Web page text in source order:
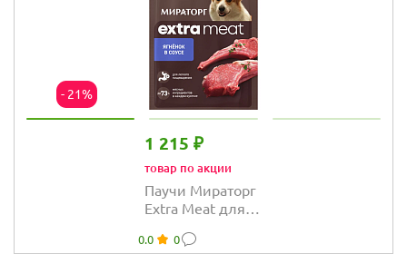
- 21%
1 215 ₽
товар по акции
Паучи Мираторг
Extra Meat для
в соусе
0.0 0